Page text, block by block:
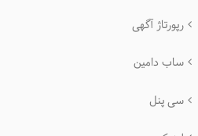
رپورتاژ آگهی
ساب دامین
سی پنل